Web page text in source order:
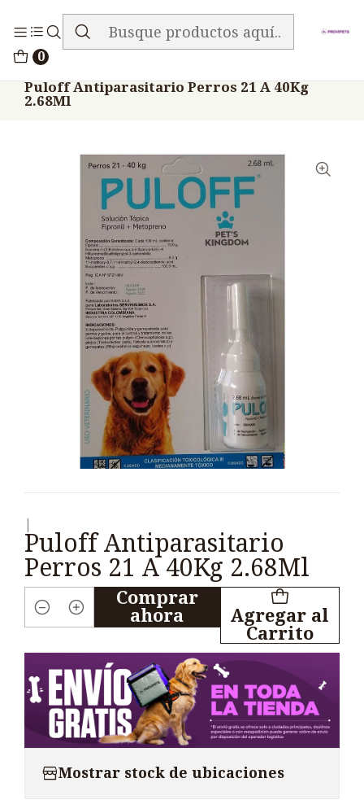
0
ENVIO GRATIS EN TODA LA TIENDA
Puloff Antiparasitario Perros 21 A 40Kg
2.68Ml
Puloff Antiparasitario
Perros 21 A 40Kg 2.68Ml
Cantidad
Agregar al
Carrito
Comprar
ahora
Mostrar stock de ubicaciones